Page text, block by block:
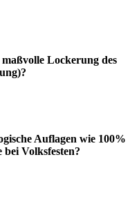
Lockerung des
Auflagen wie 100%
bei Volksfesten?